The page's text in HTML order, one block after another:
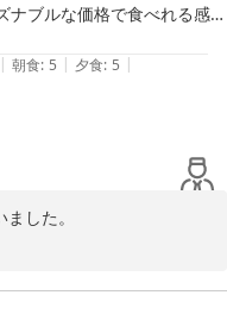
ブルな価格で食べれる感じ
も美味しくてお腹いっぱい
す。
| 朝食: 5 | 夕食: 5 |
した。